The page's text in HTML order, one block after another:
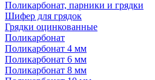
Поликарбонат, парники и грядки
Шифер для грядок
Грядки оцинкованные
Поликарбонат
Поликарбонат 4 мм
Поликарбонат 6 мм
Поликарбонат 8 мм